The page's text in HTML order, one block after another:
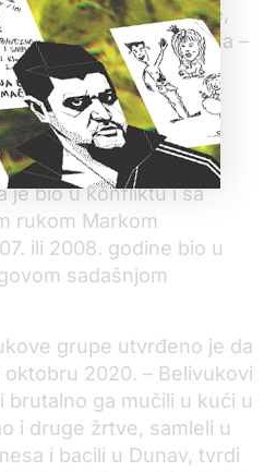
grupom. Konflikt je,
više od deset godina –
da Vušović stoji iza
je 2019. postavljena
istrazi njegovog
je bio u konfliktu i sa
rukom Markom
ili 2008. godine bio u
sadašnjom
grupe utvrđeno je da
2020. – Belivukovi
brutalno ga mučili u kući u
i druge žrtve, samleli u
i bacili u Dunav, tvrdi